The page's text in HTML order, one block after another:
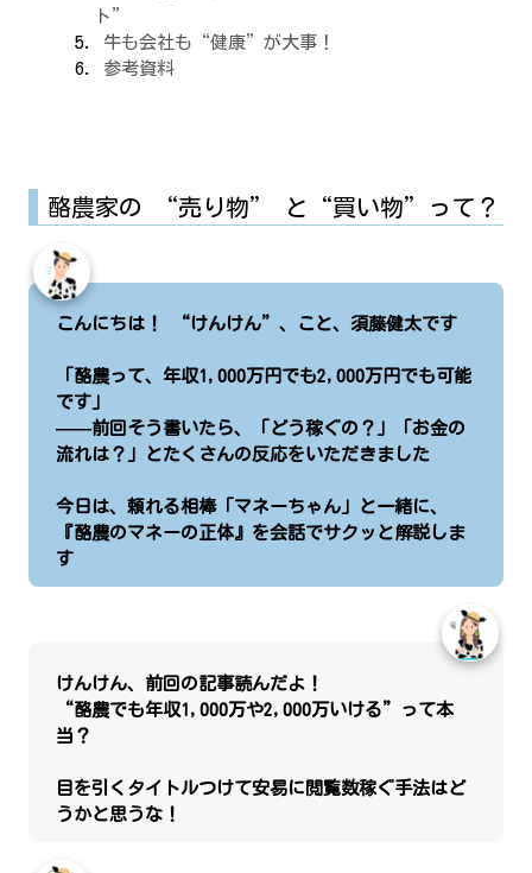
ト”
牛も会社も“健康”が大事！
参考資料
酪農家の “売り物” と“買い物”って？
こんにちは！ “けんけん”、こと、須藤健太です
「酪農って、年収1,000万円でも2,000万円でも可能
です」
——前回そう書いたら、「どう稼ぐの？」「お金の
流れは？」とたくさんの反応をいただきました
今日は、頼れる相棒「マネーちゃん」と一緒に、
『酪農のマネーの正体』を会話でサクッと解説しま
す
けんけん、前回の記事読んだよ！
“酪農でも年収1,000万や2,000万いける”って本
当？
目を引くタイトルつけて安易に閲覧数稼ぐ手法はど
うかと思うな！